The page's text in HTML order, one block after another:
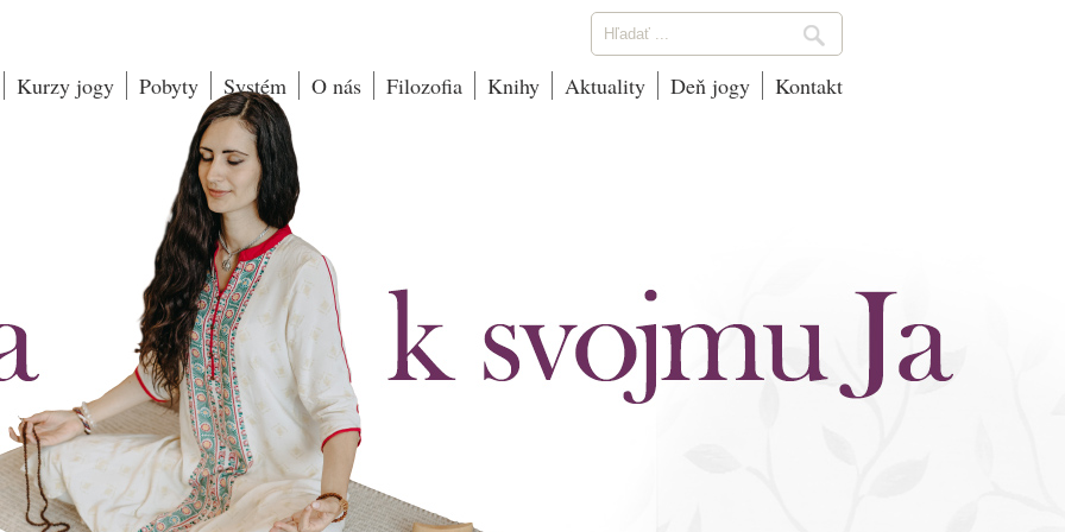
Kurzy jogy Pobyty Systém O nás Filozofia Knihy Aktuality Deň jogy Kontakt